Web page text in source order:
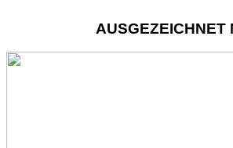
AUSGEZEICHNET